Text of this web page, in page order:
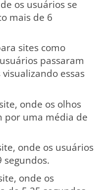
os usuários se
mais de 6
sites como
passaram
essas
onde os olhos
por uma média de
onde os usuários
segundos.
onde os